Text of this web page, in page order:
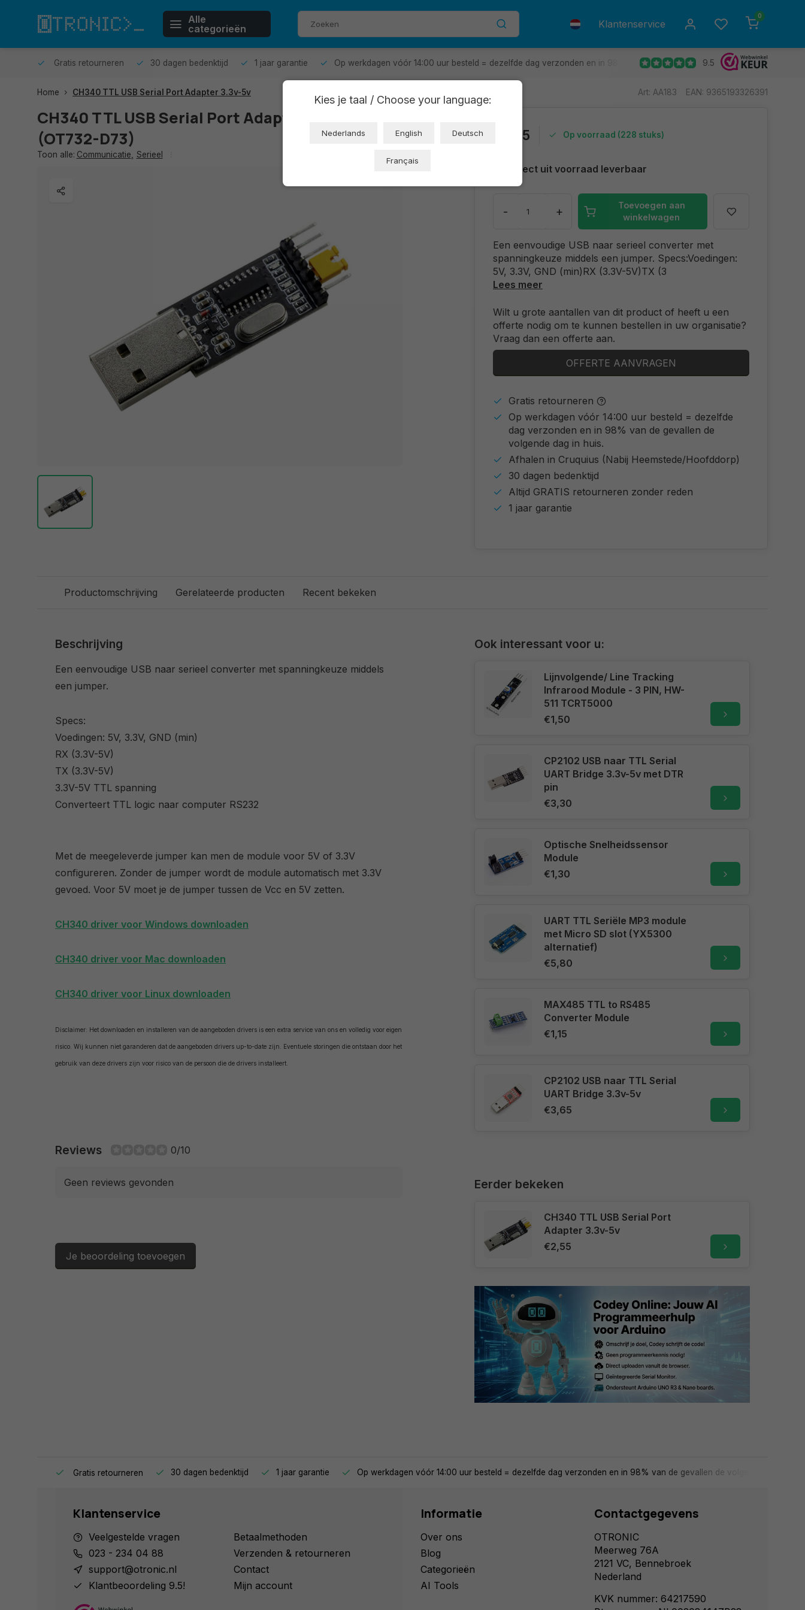
Alle
categorieën
Klantenservice
0
Gratis retourneren 30 dagen bedenktijd 1 jaar garantie Op werkdagen vóór 14:00 uur besteld = dezelfde dag verzonden en in 98% van de gevallen de volgende dag in huis.
9.5
Home CH340 TTL USB Serial Port Adapter 3.3v-5v Art: AA183 EAN: 9365193326391
CH340 TTL USB Serial Port Adapter 3.3v-5v
(OT732-D73)
Toon alle: Communicatie Serieel
€2,55 Op voorraad (228 stuks)
Direct uit voorraad leverbaar
- +
Toevoegen aan
winkelwagen
Een eenvoudige USB naar serieel converter met
spanningkeuze middels een jumper. Specs:Voedingen:
5V, 3.3V, GND (min)RX (3.3V-5V)TX (3
Lees meer
Wilt u grote aantallen van dit product of heeft u een
offerte nodig om te kunnen bestellen in uw organisatie?
Vraag dan een offerte aan.
OFFERTE AANVRAGEN
Gratis retourneren
Op werkdagen vóór 14:00 uur besteld = dezelfde
dag verzonden en in 98% van de gevallen de
volgende dag in huis.
Afhalen in Cruquius (Nabij Heemstede/Hoofddorp)
30 dagen bedenktijd
Altijd GRATIS retourneren zonder reden
1 jaar garantie
Productomschrijving Gerelateerde producten Recent bekeken
Beschrijving
Een eenvoudige USB naar serieel converter met spanningkeuze middels
een jumper.
Specs:
Voedingen: 5V, 3.3V, GND (min)
RX (3.3V-5V)
TX (3.3V-5V)
3.3V-5V TTL spanning
Converteert TTL logic naar computer RS232
Met de meegeleverde jumper kan men de module voor 5V of 3.3V
configureren. Zonder de jumper wordt de module automatisch met 3.3V
gevoed. Voor 5V moet je de jumper tussen de Vcc en 5V zetten.
CH340 driver voor Windows downloaden
CH340 driver voor Mac downloaden
CH340 driver voor Linux downloaden
Disclaimer: Het downloaden en installeren van de aangeboden drivers is een extra service van ons en volledig voor eigen
risico. Wij kunnen niet garanderen dat de aangeboden drivers up-to-date zijn. Eventuele storingen die ontstaan door het
gebruik van deze drivers zijn voor risico van de persoon die de drivers installeert.
Reviews 0/10
Geen reviews gevonden
Je beoordeling toevoegen
Ook interessant voor u:
Lijnvolgende/ Line Tracking
Infrarood Module - 3 PIN, HW-
511 TCRT5000
€1,50
CP2102 USB naar TTL Serial
UART Bridge 3.3v-5v met DTR
pin
€3,30
Optische Snelheidssensor
Module
€1,30
UART TTL Seriële MP3 module
met Micro SD slot (YX5300
alternatief)
€5,80
MAX485 TTL to RS485
Converter Module
€1,15
CP2102 USB naar TTL Serial
UART Bridge 3.3v-5v
€3,65
Eerder bekeken
CH340 TTL USB Serial Port
Adapter 3.3v-5v
€2,55
Kies je taal / Choose your language:
Nederlands English Deutsch
Français
Gratis retourneren 30 dagen bedenktijd 1 jaar garantie Op werkdagen vóór 14:00 uur besteld = dezelfde dag verzonden en in 98% van de gevallen de volgende dag in
Klantenservice
Veelgestelde vragen
023 - 234 04 88
support@otronic.nl
Klantbeoordeling 9.5!
Betaalmethoden
Verzenden & retourneren
Contact
Mijn account
Informatie
Over ons
Blog
Categorieën
AI Tools
Contactgegevens
OTRONIC
Meerweg 76A
2121 VC, Bennebroek
Nederland
KVK nummer: 64217590